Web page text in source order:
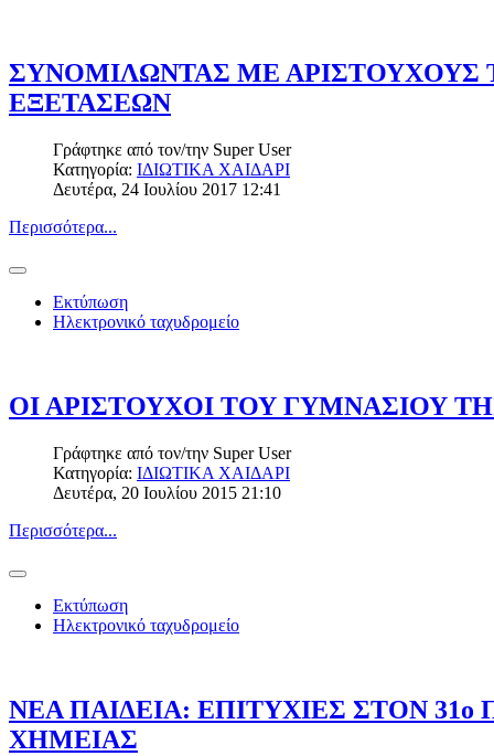
ΣΥΝΟΜΙΛΩΝΤΑΣ ΜΕ ΑΡΙΣΤΟΥΧΟΥΣ
ΕΞΕΤΑΣΕΩΝ
Γράφτηκε από τον/την Super User
Κατηγορία: ΙΔΙΩΤΙΚΑ ΧΑΙΔΑΡΙ
Δευτέρα, 24 Ιουλίου 2017 12:41
Περισσότερα...
Εκτύπωση
Ηλεκτρονικό ταχυδρομείο
ΟΙ ΑΡΙΣΤΟΥΧΟΙ ΤΟΥ ΓΥΜΝΑΣΙΟΥ
Γράφτηκε από τον/την Super User
Κατηγορία: ΙΔΙΩΤΙΚΑ ΧΑΙΔΑΡΙ
Δευτέρα, 20 Ιουλίου 2015 21:10
Περισσότερα...
Εκτύπωση
Ηλεκτρονικό ταχυδρομείο
ΝΕΑ ΠΑΙΔΕΙΑ: ΕΠΙΤΥΧΙΕΣ ΣΤΟΝ
ΧΗΜΕΙΑΣ